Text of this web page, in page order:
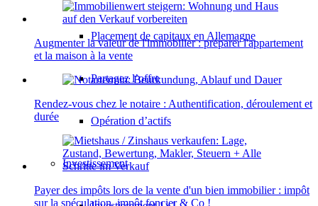
Placement de capitaux en Allemagne
Partagez l’offre
Opération d’actifs
Investissement
Augmenter la valeur de l'immobilier : préparer l'appartement
et la maison à la vente
Rendez-vous chez le notaire : Authentification, déroulement et
durée
Payer des impôts lors de la vente d'un bien immobilier : impôt
sur la spéculation, impôt foncier & Co !